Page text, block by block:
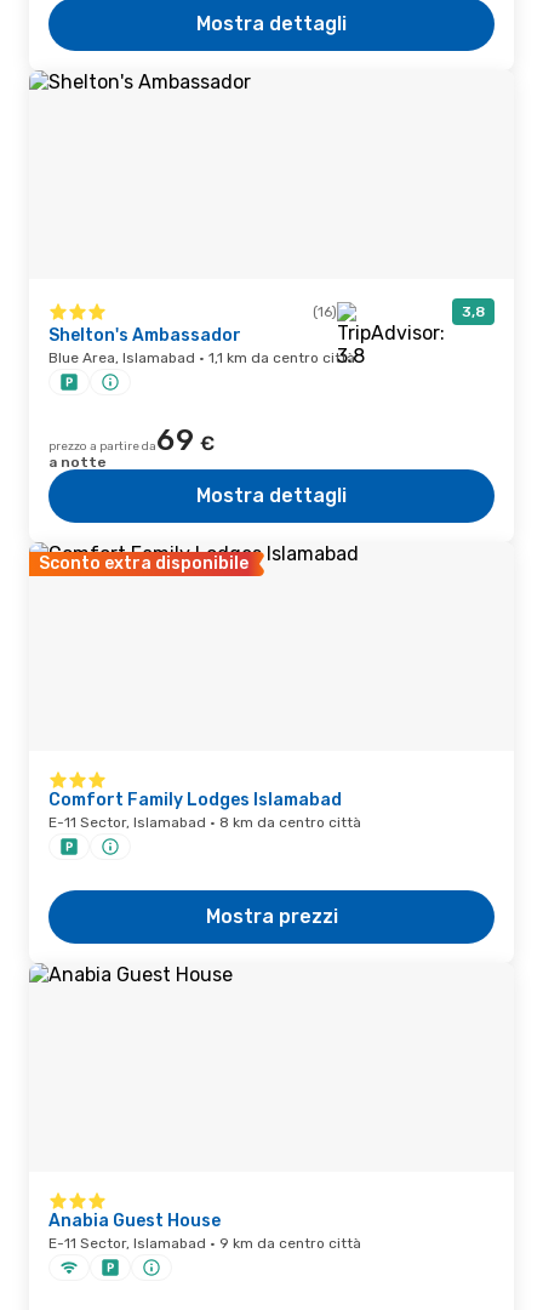
Mostra dettagli
(16) 3,8
Shelton's Ambassador
Blue Area, Islamabad · 1,1 km da centro città
prezzo a partire da69 €
a notte
Mostra dettagli
Sconto extra disponibile
Comfort Family Lodges Islamabad
E-11 Sector, Islamabad · 8 km da centro città
Mostra prezzi
Anabia Guest House
E-11 Sector, Islamabad · 9 km da centro città